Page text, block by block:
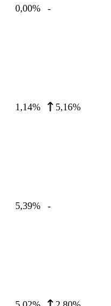
0,00% -
1,14% 5,16%
5,39% -